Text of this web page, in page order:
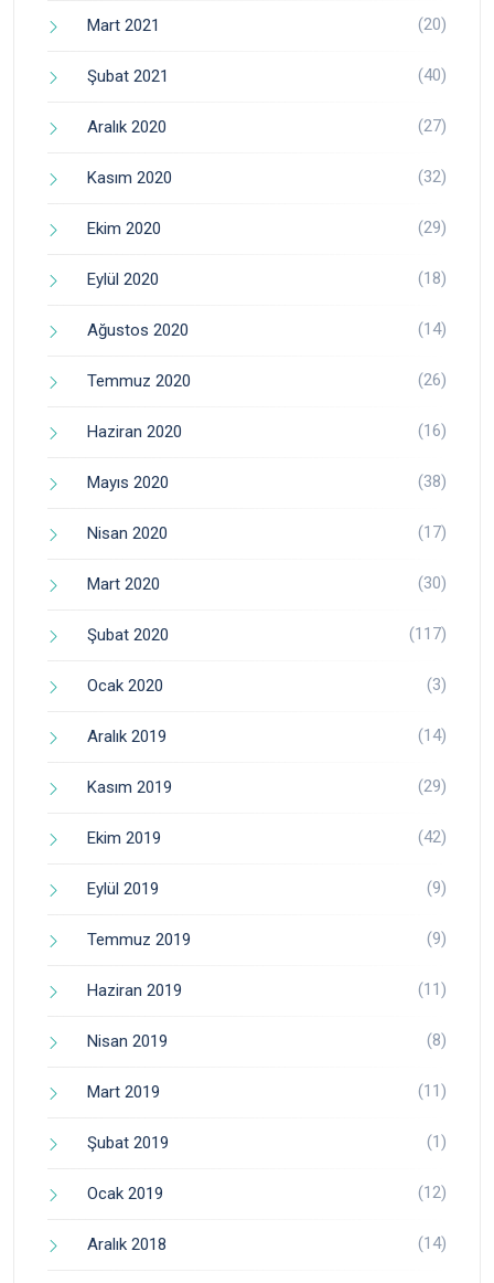
Mart 2021 (20)
Şubat 2021 (40)
Aralık 2020 (27)
Kasım 2020 (32)
Ekim 2020 (29)
Eylül 2020 (18)
Ağustos 2020 (14)
Temmuz 2020 (26)
Haziran 2020 (16)
Mayıs 2020 (38)
Nisan 2020 (17)
Mart 2020 (30)
Şubat 2020 (117)
Ocak 2020 (3)
Aralık 2019 (14)
Kasım 2019 (29)
Ekim 2019 (42)
Eylül 2019 (9)
Temmuz 2019 (9)
Haziran 2019 (11)
Nisan 2019 (8)
Mart 2019 (11)
Şubat 2019 (1)
Ocak 2019 (12)
Aralık 2018 (14)